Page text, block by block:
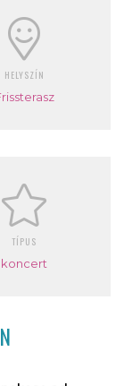
HELYSZÍN
TÍPUS
koncert